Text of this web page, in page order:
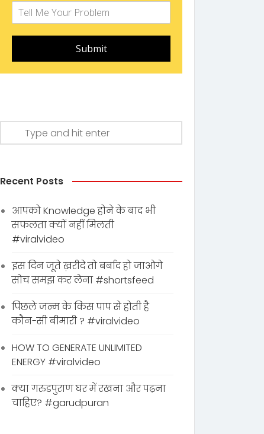
Submit
Recent Posts
आपको Knowledge होने के बाद भी
सफलता क्यों नहीं मिलती
#viralvideo
इस दिन जूते ख़रीदे तो बर्बाद हो जाओगे
सोच समझ कर लेना #shortsfeed
पिछले जन्म के किस पाप से होती है
कौन-सी बीमारी ? #viralvideo
HOW TO GENERATE UNLIMITED
ENERGY #viralvideo
क्या गरुडपुराण घर में रखना और पढ़ना
चाहिए? #garudpuran